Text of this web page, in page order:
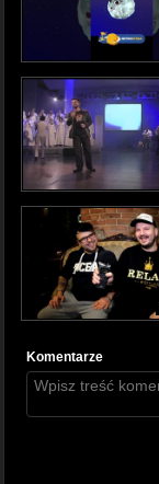
Komentarze